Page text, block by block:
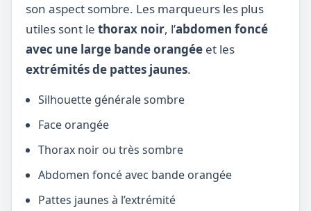
son aspect sombre. Les marqueurs les plus
utiles sont le thorax noir, l’abdomen foncé
avec une large bande orangée et les
extrémités de pattes jaunes.
Silhouette générale sombre
Face orangée
Thorax noir ou très sombre
Abdomen foncé avec bande orangée
Pattes jaunes à l’extrémité